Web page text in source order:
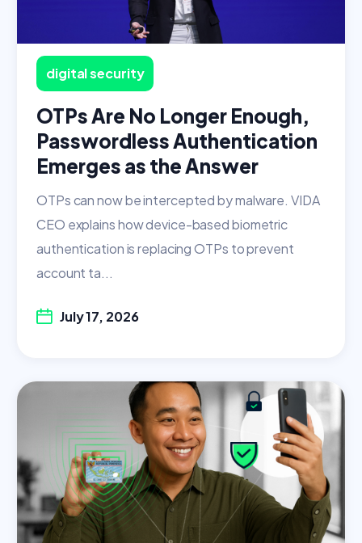
digital security
OTPs Are No Longer Enough,
Passwordless Authentication
Emerges as the Answer
OTPs can now be intercepted by malware. VIDA
CEO explains how device-based biometric
authentication is replacing OTPs to prevent
account ta...
July 17, 2026